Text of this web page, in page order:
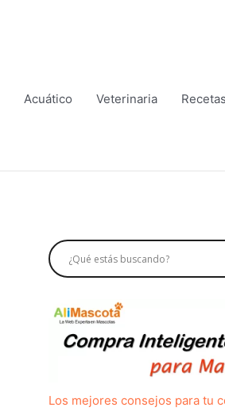
Acuático Veterinaria Recetas
Los mejores consejos para tu